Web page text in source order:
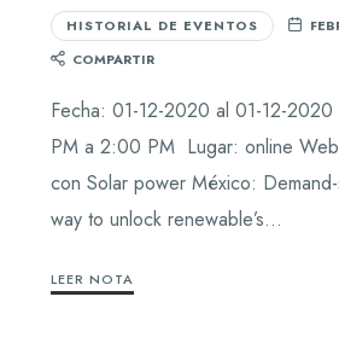
HISTORIAL DE EVENTOS
COMPARTIR
Fecha: 01-12-2020 al 01-12-
PM a 2:00 PM Lugar: online
con Solar power México:
way to unlock renewable’s…
LEER NOTA